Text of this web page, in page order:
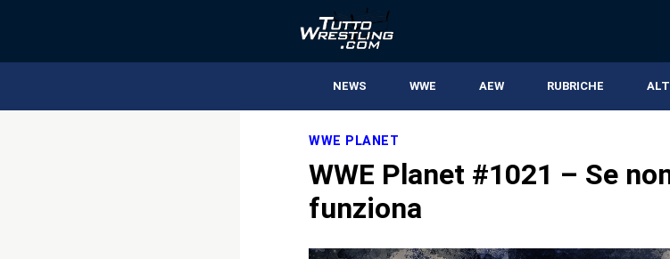
NEWS WWE AEW RUBRICHE
WWE PLANET
WWE Planet #1021 – Se
funziona